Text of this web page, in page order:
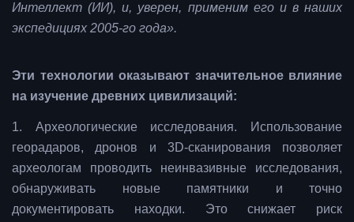
Интеллект (ИИ), и, уверен, применим его и в наших
экспедициях 2005-го года».
Эти технологии оказывают значительное влияние
на изучение древних цивилизаций:
1. Археологические исследования. Использование
георадаров, дронов и 3D-сканирования позволяет
археологам проводить неинвазивные исследования,
обнаруживать новые памятники и точно
документировать находки. Это снижает риск